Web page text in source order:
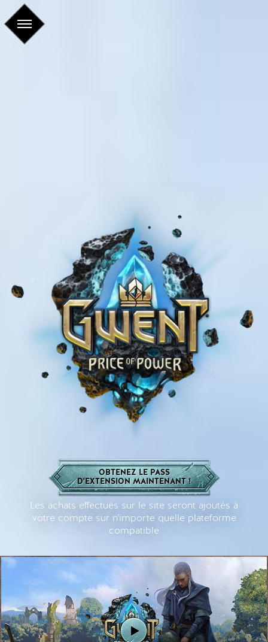
OBTENEZ LE PASS
D'EXTENSION MAINTENANT !
Les achats effectués sur le site seront ajoutés à
votre compte sur n'importe quelle plateforme
compatible